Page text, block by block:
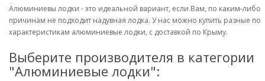
Алюминиевы лодки - это идеальной вариант, если Вам, по каким-либо
причинам не подходит надувная лодка. У нас можно купить разные по
характеристикам алюминиевые лодки, с доставкой по Крыму.
Выберите производителя в категории
"Алюминиевые лодки":